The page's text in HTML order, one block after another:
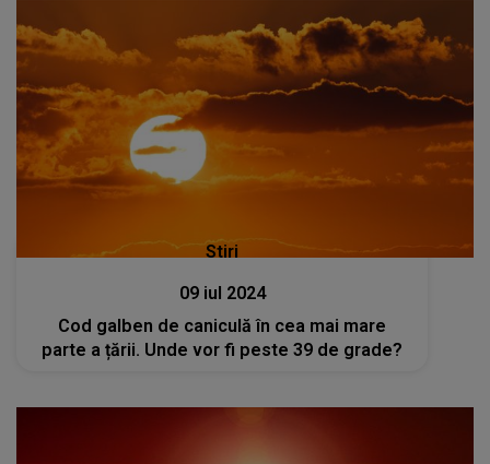
Stiri
09 iul 2024
Cod galben de caniculă în cea mai mare
parte a țării. Unde vor fi peste 39 de grade?